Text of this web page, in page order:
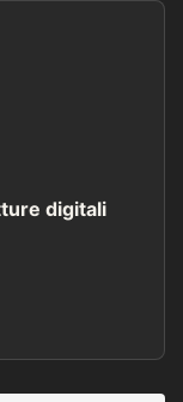
digitali